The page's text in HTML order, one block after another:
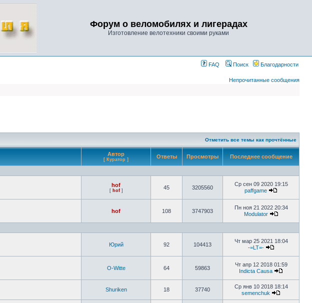
Форум о веломобилях и лигерадах
Изготовление велотехники своими руками
FAQ Поиск Благодарности
Непрочитанные сообщения
Отметить все темы как прочтённые
Автор
[ Куратор ] Ответы Просмотры Последнее сообщение
hof
[ hof] 45 3205560
Ср сен 09 2020 19:15
paffgame
hof 108 3747903
Пн ноя 21 2022 20:34
Modulator
Юрий 92 104413
Чт мар 25 2021 18:04
-=LT=-
O-Witte 64 59863
Чт апр 12 2018 01:59
Indiсtа Саusа
Shuriken 18 37740
Ср янв 10 2018 18:14
semenchuk